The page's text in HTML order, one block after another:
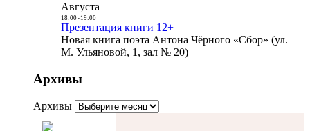
Августа
18:00- 19:00
Презентация книги 12+
Новая книга поэта Антона Чёрного «Сбор» (ул.
М. Ульяновой, 1, зал № 20)
Архивы
Архивы